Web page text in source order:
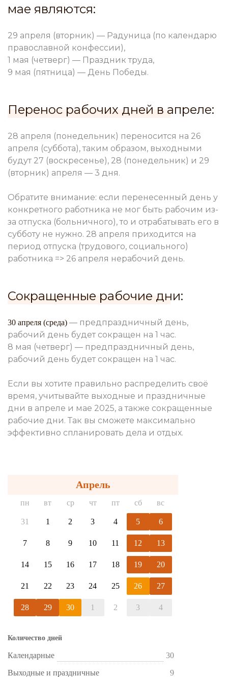
мае являются:
29 апреля (вторник) — Радуница (по календарю
православной конфессии),
1 мая (четверг) — Праздник труда,
9 мая (пятница) — День Победы.
Перенос рабочих дней в апреле:
28 апреля (понедельник) переносится на 26
апреля (суббота), таким образом, выходными
будут 27 (воскресенье), 28 (понедельник) и 29
(вторник) апреля — 3 дня.
Обратите внимание: если перенесенный день у
конкретного работника не мог быть рабочим из-
за отпуска (больничного), то и отрабатывать его в
субботу не нужно. 28 апреля приходится на
период отпуска (трудового, социального)
работника => 26 апреля нерабочий день.
Сокращенные рабочие дни:
30 апреля (среда) — предпраздничный день,
рабочий день будет сокращен на 1 час.
8 мая (четверг) — предпраздничный день,
рабочий день будет сокращен на 1 час.
Если вы хотите правильно распределить своё
время, учитывайте выходные и праздничные
дни в апреле и мае 2025, а также сокращенные
рабочие дни. Так вы сможете максимально
эффективно спланировать дела и отдых.
Апрель
пн вт ср чт пт сб вс
31 1 2 3 4 5 6
7 8 9 10 11 12 13
14 15 16 17 18 19 20
21 22 23 24 25 26 27
28 29 30 1 2 3 4
Количество дней
Календарные
30
Выходные и праздничные
9